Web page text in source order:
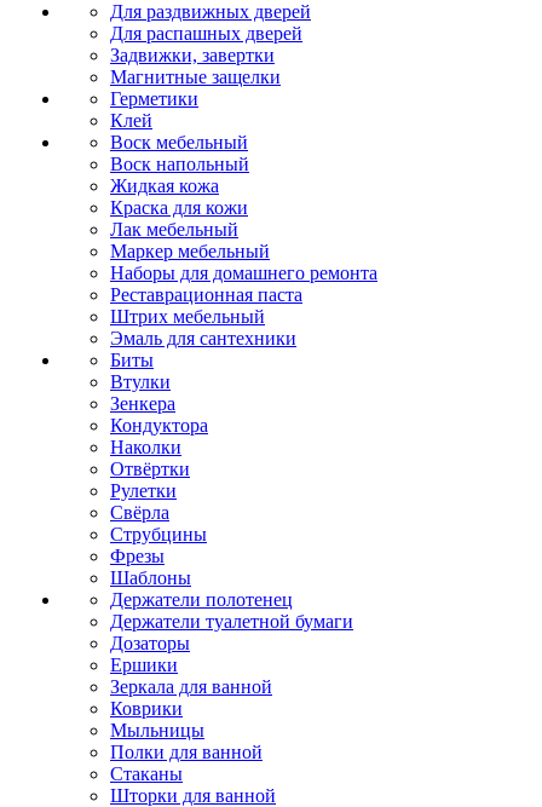
Для раздвижных дверей
Для распашных дверей
Задвижки, завертки
Магнитные защелки
Герметики
Клей
Воск мебельный
Воск напольный
Жидкая кожа
Краска для кожи
Лак мебельный
Маркер мебельный
Наборы для домашнего ремонта
Реставрационная паста
Штрих мебельный
Эмаль для сантехники
Биты
Втулки
Зенкера
Кондуктора
Наколки
Отвёртки
Рулетки
Свёрла
Струбцины
Фрезы
Шаблоны
Держатели полотенец
Держатели туалетной бумаги
Дозаторы
Ершики
Зеркала для ванной
Коврики
Мыльницы
Полки для ванной
Стаканы
Шторки для ванной